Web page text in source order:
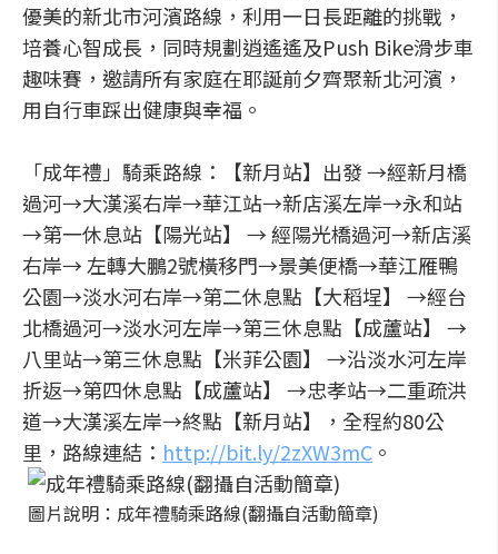
優美的新北市河濱路線，利用一日長距離的挑戰，
培養心智成長，同時規劃逍遙遙及Push Bike滑步車
趣味賽，邀請所有家庭在耶誕前夕齊聚新北河濱，
用自行車踩出健康與幸福。
「成年禮」騎乘路線：【新月站】出發 →經新月橋
過河→大漢溪右岸→華江站→新店溪左岸→永和站
→第一休息站【陽光站】 → 經陽光橋過河→新店溪
右岸→ 左轉大鵬2號橫移門→景美便橋→華江雁鴨
公園→淡水河右岸→第二休息點【大稻埕】 →經台
北橋過河→淡水河左岸→第三休息點【成蘆站】 →
八里站→第三休息點【米菲公園】 →沿淡水河左岸
折返→第四休息點【成蘆站】 →忠孝站→二重疏洪
道→大漢溪左岸→終點【新月站】，全程約80公
里，路線連結： http://bit.ly/2zXW3mC 。
圖片說明：成年禮騎乘路線(翻攝自活動簡章)